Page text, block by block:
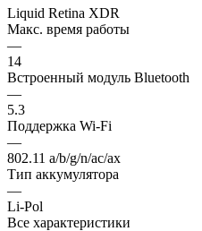
Liquid Retina XDR
Макс. время работы
—
14
Встроенный модуль Bluetooth
—
5.3
Поддержка Wi-Fi
—
802.11 a/b/g/n/ac/ax
Тип аккумулятора
—
Li-Pol
Все характеристики